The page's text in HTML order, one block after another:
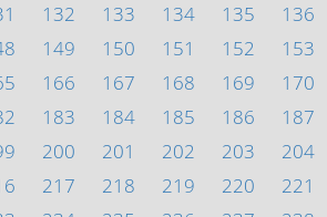
132 133 134 135 136
149 150 151 152 153
166 167 168 169 170
183 184 185 186 187
200 201 202 203 204
217 218 219 220 221